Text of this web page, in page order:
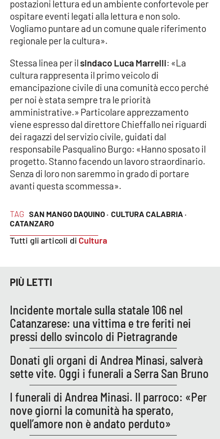
Destinazioni
Eventi
Storie
LAC
NETWORK
Lacplay.it
Lactv.it
Laconair.it
Lacitymag.it
Lacapitalenews.it
Ilvibonese.it
Catanzarochannel.it
APP
Android
Apple
TAG SAN MANGO DAQUINO · CULTURA CALABRIA ·
CATANZARO
Tutti gli articoli di Cultura
postazioni lettura ed un ambiente confortevole per
ospitare eventi legati alla lettura e non solo.
Vogliamo puntare ad un comune quale riferimento
regionale per la cultura».
Stessa linea per ilsindaco Luca Marrelli: «La
cultura rappresenta il primo veicolo di
emancipazione civile di una comunità ecco perché
per noi è stata sempre tra le priorità
amministrative.» Particolare apprezzamento
viene espresso dal direttore Chieffallo nei riguardi
dei ragazzi del servizio civile, guidati dal
responsabile Pasqualino Burgo: «Hanno sposato il
progetto. Stanno facendo un lavoro straordinario.
Senza di loro non saremmo in grado di portare
avanti questa scommessa».
PIÙ LETTI
Incidente mortale sulla statale 106 nel
Catanzarese: una vittima e tre feriti nei
pressi dello svincolo di Pietragrande
Donati gli organi di Andrea Minasi, salverà
sette vite. Oggi i funerali a Serra San Bruno
I funerali di Andrea Minasi. Il parroco: «Per
nove giorni la comunità ha sperato,
quell’amore non è andato perduto»